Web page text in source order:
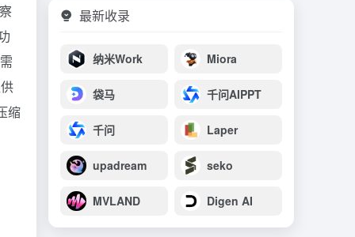
缩
最新收录
纳米Work Miora
袋马 千问AIPPT
千问 Laper
upadream seko
MVLAND Digen AI